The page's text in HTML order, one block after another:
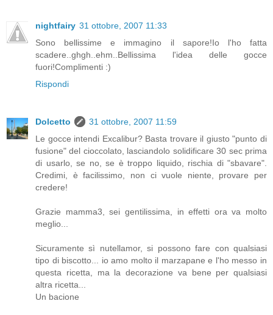
nightfairy 31 ottobre, 2007 11:33
Sono bellissime e immagino il sapore!Io l'ho fatta
scadere..ghgh..ehm..Bellissima l'idea delle gocce
fuori!Complimenti :)
Rispondi
Dolcetto
31 ottobre, 2007 11:59
Le gocce intendi Excalibur? Basta trovare il giusto "punto di
fusione" del cioccolato, lasciandolo solidificare 30 sec prima
di usarlo, se no, se è troppo liquido, rischia di "sbavare".
Credimi, è facilissimo, non ci vuole niente, provare per
credere!
Grazie mamma3, sei gentilissima, in effetti ora va molto
meglio...
Sicuramente sì nutellamor, si possono fare con qualsiasi
tipo di biscotto... io amo molto il marzapane e l'ho messo in
questa ricetta, ma la decorazione va bene per qualsiasi
altra ricetta...
Un bacione